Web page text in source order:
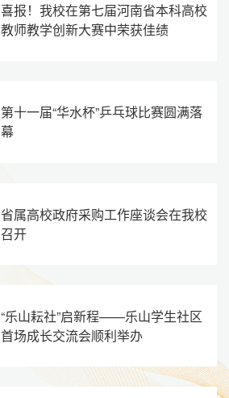
喜报！我校在第七届河南省本科高校
教师教学创新大赛中荣获佳绩
第十一届“华水杯”乒乓球比赛圆满落
幕
省属高校政府采购工作座谈会在我校
召开
“乐山耘社”启新程——乐山学生社区
首场成长交流会顺利举办